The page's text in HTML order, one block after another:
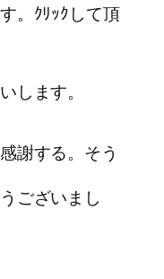
。ｸﾘｯｸして頂
します。
謝する。そう
ございまし